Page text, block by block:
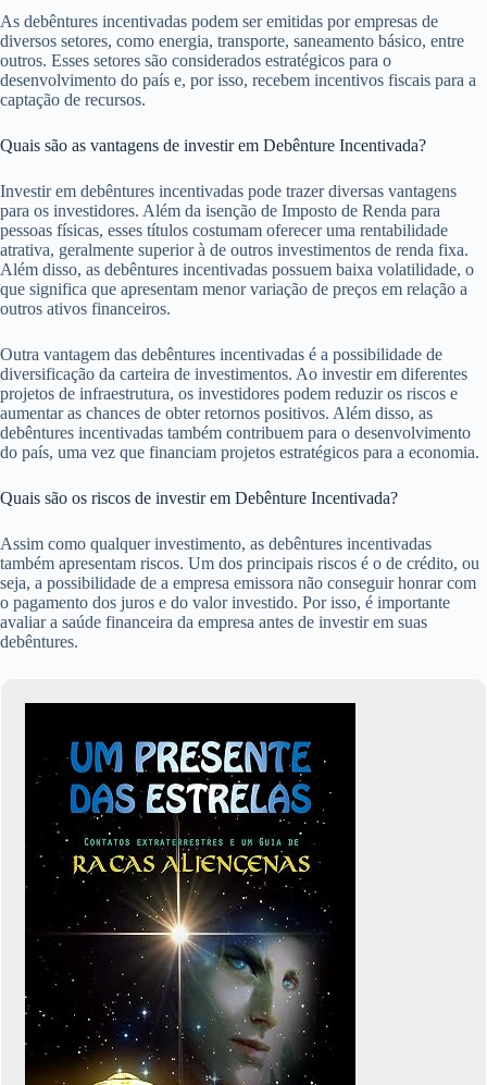
As debêntures incentivadas podem ser emitidas por empresas de
diversos setores, como energia, transporte, saneamento básico, entre
outros. Esses setores são considerados estratégicos para o
desenvolvimento do país e, por isso, recebem incentivos fiscais para a
captação de recursos.
Quais são as vantagens de investir em Debênture Incentivada?
Investir em debêntures incentivadas pode trazer diversas vantagens
para os investidores. Além da isenção de Imposto de Renda para
pessoas físicas, esses títulos costumam oferecer uma rentabilidade
atrativa, geralmente superior à de outros investimentos de renda fixa.
Além disso, as debêntures incentivadas possuem baixa volatilidade, o
que significa que apresentam menor variação de preços em relação a
outros ativos financeiros.
Outra vantagem das debêntures incentivadas é a possibilidade de
diversificação da carteira de investimentos. Ao investir em diferentes
projetos de infraestrutura, os investidores podem reduzir os riscos e
aumentar as chances de obter retornos positivos. Além disso, as
debêntures incentivadas também contribuem para o desenvolvimento
do país, uma vez que financiam projetos estratégicos para a economia.
Quais são os riscos de investir em Debênture Incentivada?
Assim como qualquer investimento, as debêntures incentivadas
também apresentam riscos. Um dos principais riscos é o de crédito, ou
seja, a possibilidade de a empresa emissora não conseguir honrar com
o pagamento dos juros e do valor investido. Por isso, é importante
avaliar a saúde financeira da empresa antes de investir em suas
debêntures.